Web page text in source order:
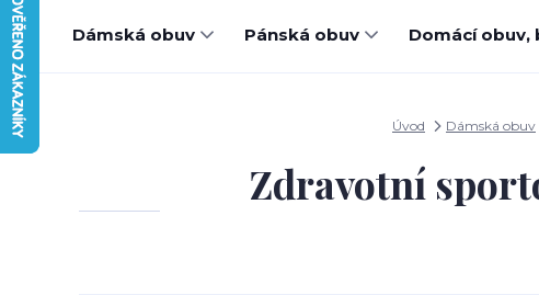
Dámská obuv Pánská obuv Domácí obuv,
Úvod Dámská obuv
Zdravotní